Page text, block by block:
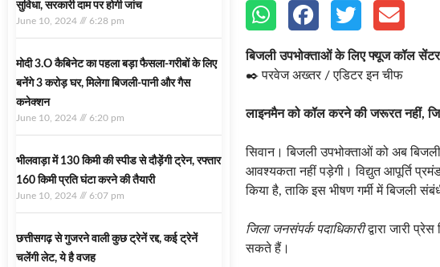
सुविधा, सरकारी दाम पर होगी जांच
June 10, 2024 6:28 pm
मोदी 3.O कैबिनेट का पहला बड़ा फैसला-गरीबों के ल‍िए
बनेंगे 3 करोड़ घर, म‍िलेगा बिजली-पानी और गैस
कनेक्‍शन
June 10, 2024 6:20 pm
भीलवाड़ा में 130 किमी की स्पीड से दौड़ेंगी ट्रेन, रफ्तार
160 किमी प्रति घंटा करने की तैयारी
June 10, 2024 6:07 pm
छत्तीसगढ़ से गुजरने वाली कुछ ट्रेनें रद्द, कई ट्रेनें
चलेंगी लेट, ये है वजह
बिजली उपभोक्ताओं के लिए फ्यूज कॉल
✒️ परवेज अख्तर / एडिटर इन चीफ
लाइनमैन को कॉल करने की जरूरत नहीं,
सिवान। बिजली उपभोक्ताओं को अब
आवश्यकता नहीं पड़ेगी। विद्युत आपूर्ति
किया है, ताकि इस भीषण गर्मी में बिजली
जिला जनसंपर्क पदाधिकारीद्वारा जारी
सकते हैं।